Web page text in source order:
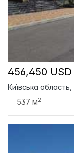
456,450 USD
Київська область,
537 м2